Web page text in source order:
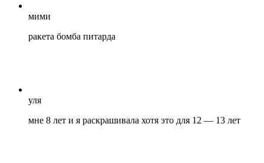
мими
ракета бомба питарда
уля
мне 8 лет и я раскрашивала хотя это для 12 — 13 лет